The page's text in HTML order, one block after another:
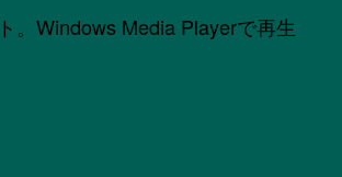
。Windows Media Playerで再生